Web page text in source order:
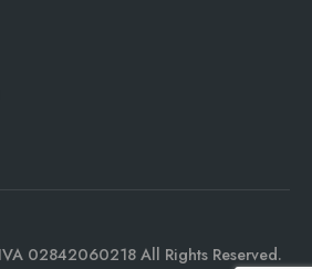
02842060218 All Rights Reserved.